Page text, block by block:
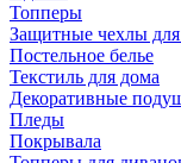
Топперы
Защитные чехлы для
Постельное белье
Текстиль для дома
Декоративные
Пледы
Покрывала